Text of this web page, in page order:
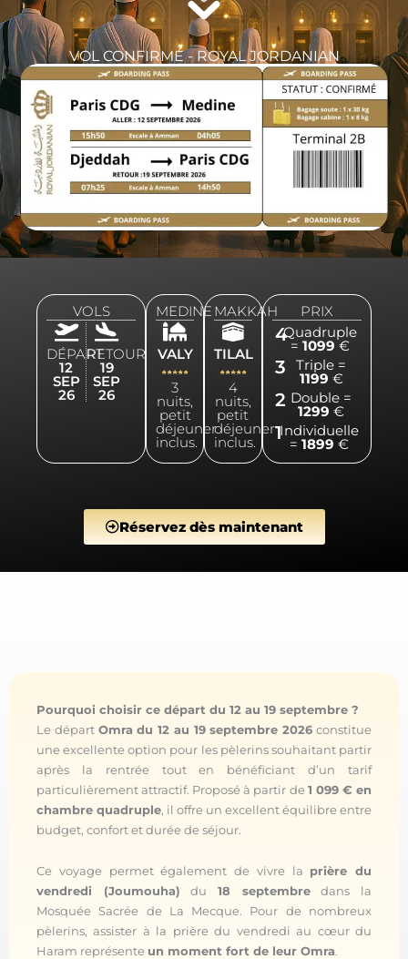
VOL CONFIRMÉ - ROYAL JORDANIAN
VOLS
DÉPART
12
SEP
26
RETOUR
19
SEP
26
MEDINE
VALY
3
nuits,
petit
déjeuner
inclus.
MAKKAH
TILAL
4
nuits,
petit
déjeuner
inclus.
PRIX
4Quadruple
=1099€
3 Triple =
1199 €
2 Double =
1299 €
1Individuelle
= 1899 €
Réservez dès maintenant
Pourquoi choisir ce départ du 12 au 19 septembre ?
Le départ Omra du 12 au 19 septembre 2026 constitue
une excellente option pour les pèlerins souhaitant partir
après la rentrée tout en bénéficiant d’un tarif
particulièrement attractif. Proposé à partir de1 099 € en
chambre quadruple, il offre un excellent équilibre entre
budget, confort et durée de séjour.
Ce voyage permet également de vivre la prière du
vendredi (Joumouha) du18 septembredans la
Mosquée Sacrée de La Mecque. Pour de nombreux
pèlerins, assister à la prière du vendredi au cœur du
Haram représente un moment fort de leur Omra.